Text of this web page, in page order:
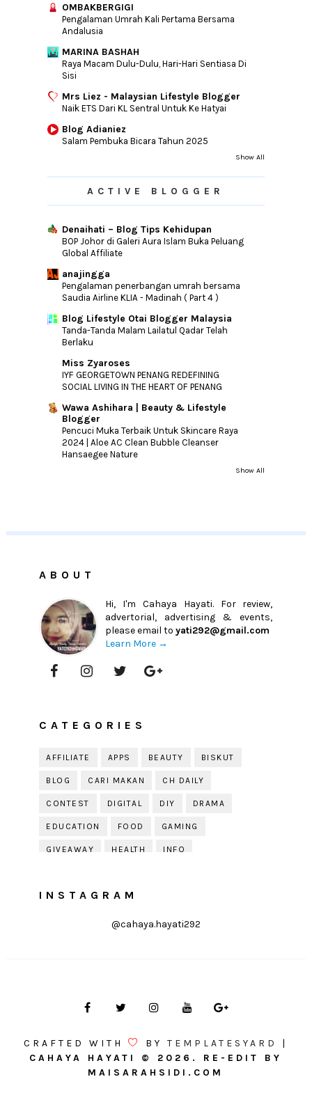
OMBAKBERGIGI
Pengalaman Umrah Kali Pertama Bersama
Andalusia
MARINA BASHAH
Raya Macam Dulu-Dulu, Hari-Hari Sentiasa Di
Sisi
Mrs Liez - Malaysian Lifestyle Blogger
Naik ETS Dari KL Sentral Untuk Ke Hatyai
Blog Adianiez
Salam Pembuka Bicara Tahun 2025
Show All
ACTIVE BLOGGER
Denaihati – Blog Tips Kehidupan
BOP Johor di Galeri Aura Islam Buka Peluang
Global Affiliate
anajingga
Pengalaman penerbangan umrah bersama
Saudia Airline KLIA - Madinah ( Part 4 )
Blog Lifestyle Otai Blogger Malaysia
Tanda-Tanda Malam Lailatul Qadar Telah
Berlaku
Miss Zyaroses
IYF GEORGETOWN PENANG REDEFINING
SOCIAL LIVING IN THE HEART OF PENANG
Wawa Ashihara | Beauty & Lifestyle
Blogger
Pencuci Muka Terbaik Untuk Skincare Raya
2024 | Aloe AC Clean Bubble Cleanser
Hansaegee Nature
Show All
ABOUT
Hi, I'm Cahaya Hayati. For review,
advertorial, advertising & events,
please email toyati292@gmail.com
Learn More →
CATEGORIES
AFFILIATE APPS BEAUTY BISKUT
BLOG CARI MAKAN CH DAILY
CONTEST DIGITAL DIY DRAMA
EDUCATION FOOD GAMING
GIVEAWAY HEALTH INFO
KISAH KEHIDUPAN
LELAKI
PRODUCT REVIEW PUDING QOUTE
REVIEW SOLEHAH TIPS
INSTAGRAM
@cahaya.hayati292
CRAFTED WITH BYTEMPLATESYARD
|
CAHAYA HAYATI © 2026. RE-EDIT BY
MAISARAHSIDI.COM